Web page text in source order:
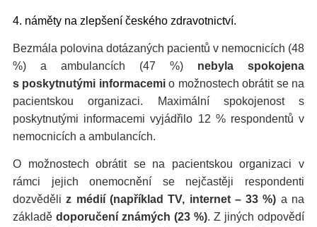
4. náměty na zlepšení českého zdravotnictví.
Bezmála polovina dotázaných pacientů v nemocnicích (48
%) a ambulancích (47 %) nebyla spokojena
s poskytnutými informacemio možnostech obrátit se na
pacientskou organizaci. Maximální spokojenost s
poskytnutými informacemi vyjádřilo 12 % respondentů v
nemocnicích a ambulancích.
O možnostech obrátit se na pacientskou organizaci v
rámci jejich onemocnění se nejčastěji respondenti
dozvěděliz médií (například TV, internet – 33 %) a na
základě doporučení známých (23 %). Z jiných odpovědí